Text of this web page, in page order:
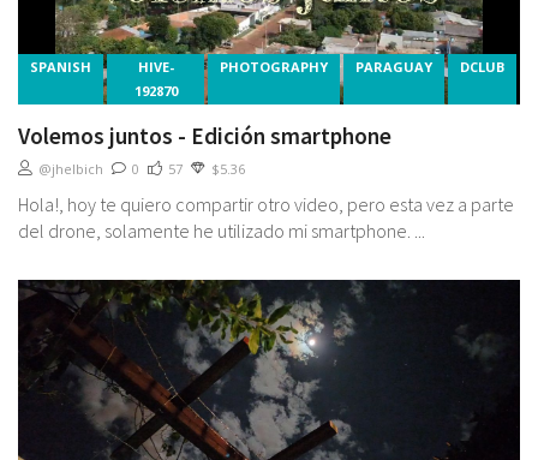
SPANISH
HIVE-
192870
PHOTOGRAPHY PARAGUAY DCLUB
Volemos juntos - Edición smartphone
@jhelbich 0 57 $5.36
Hola!, hoy te quiero compartir otro video, pero esta vez a parte
del drone, solamente he utilizado mi smartphone. ...